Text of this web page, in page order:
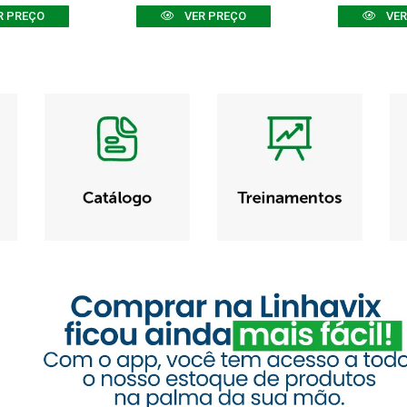
PREÇO VER PREÇO